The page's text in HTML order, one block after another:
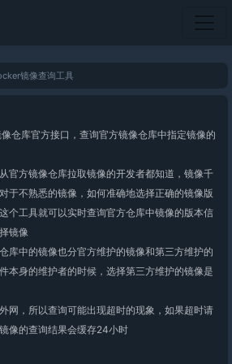
镜像查询工具
仓库官方接口，查询官方镜像仓库中指定镜像的
官方镜像仓库拉取镜像的开发者都知道，镜像千
于不熟悉的镜像，如何准确地选择正确的镜像版
个工具就可以实时查询官方仓库中镜像的版本信
镜像
库中的镜像也分官方维护的镜像和第三方维护的
本身的维护者的时候，选择第三方维护的镜像是
网，所以查询可能出现超时的现象，如果超时请
像的查询结果会缓存24小时